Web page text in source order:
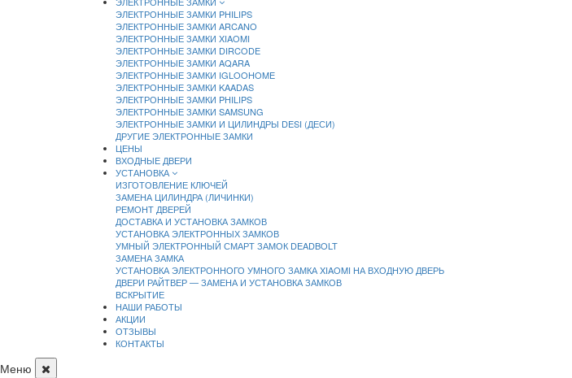
ЭЛЕКТРОННЫЕ ЗАМКИ PHILIPS
ЭЛЕКТРОННЫЕ ЗАМКИ ARCANO
ЭЛЕКТРОННЫЕ ЗАМКИ XIAOMI
ЭЛЕКТРОННЫЕ ЗАМКИ DIRCODE
ЭЛЕКТРОННЫЕ ЗАМКИ AQARA
ЭЛЕКТРОННЫЕ ЗАМКИ IGLOOHOME
ЭЛЕКТРОННЫЕ ЗАМКИ KAADAS
ЭЛЕКТРОННЫЕ ЗАМКИ PHILIPS
ЭЛЕКТРОННЫЕ ЗАМКИ SAMSUNG
ЭЛЕКТРОННЫЕ ЗАМКИ И ЦИЛИНДРЫ DESI (ДЕСИ)
ДРУГИЕ ЭЛЕКТРОННЫЕ ЗАМКИ
ЦЕНЫ
ВХОДНЫЕ ДВЕРИ
УСТАНОВКА
ИЗГОТОВЛЕНИЕ КЛЮЧЕЙ
ЗАМЕНА ЦИЛИНДРА (ЛИЧИНКИ)
РЕМОНТ ДВЕРЕЙ
ДОСТАВКА И УСТАНОВКА ЗАМКОВ
УСТАНОВКА ЭЛЕКТРОННЫХ ЗАМКОВ
УМНЫЙ ЭЛЕКТРОННЫЙ СМАРТ ЗАМОК DEADBOLT
ЗАМЕНА ЗАМКА
УСТАНОВКА ЭЛЕКТРОННОГО УМНОГО ЗАМКА XIAOMI НА ВХОДНУЮ ДВЕРЬ
ДВЕРИ РАЙТВЕР — ЗАМЕНА И УСТАНОВКА ЗАМКОВ
ВСКРЫТИЕ
НАШИ РАБОТЫ
АКЦИИ
ОТЗЫВЫ
КОНТАКТЫ
Меню